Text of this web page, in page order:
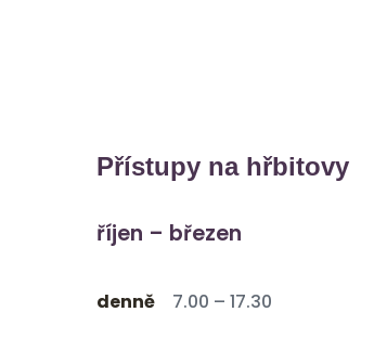
Přístupy na hřbitovy
říjen – březen
denně 7.00 – 17.30